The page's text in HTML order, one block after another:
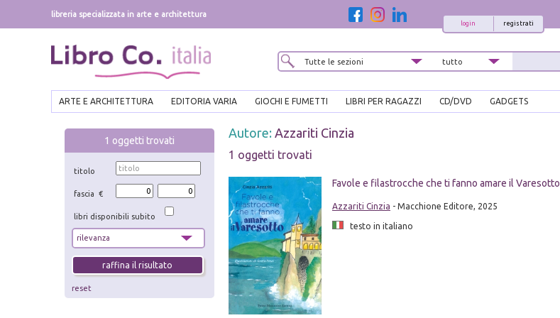
libreria specializzata in arte e architettura
registrati
login
ARTE E ARCHITETTURA EDITORIA VARIA GIOCHI E FUMETTI LIBRI PER RAGAZZI CD/DVD GADGETS
1 oggetti trovati
titolo
fascia €
libri disponibili subito
reset
Autore: Azzariti Cinzia
1 oggetti trovati
Favole e filastrocche che ti fanno amare il Varesotto
Azzariti Cinzia - Macchione Editore, 2025
testo in italiano